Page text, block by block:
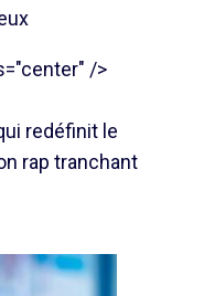
/>
redéfinit le
rap tranchant